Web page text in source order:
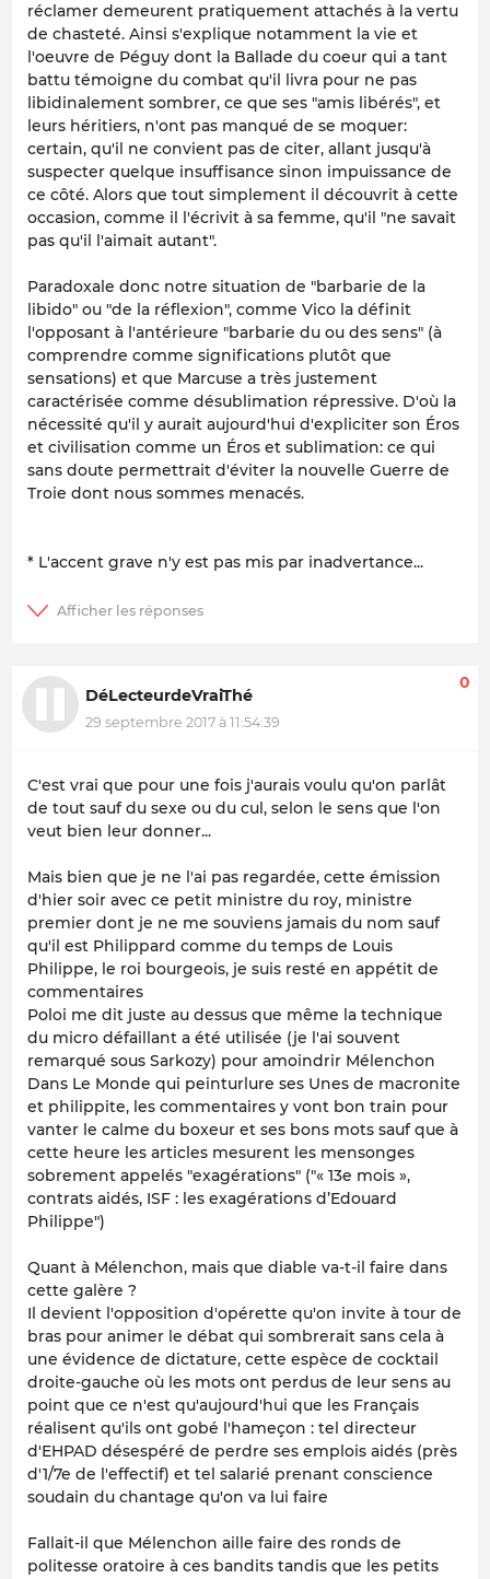
réclamer demeurent pratiquement attachés à la vertu
de chasteté. Ainsi s'explique notamment la vie et
l'oeuvre de Péguy dont la Ballade du coeur qui a tant
battu témoigne du combat qu'il livra pour ne pas
libidinalement sombrer, ce que ses "amis libérés", et
leurs héritiers, n'ont pas manqué de se moquer:
certain, qu'il ne convient pas de citer, allant jusqu'à
suspecter quelque insuffisance sinon impuissance de
ce côté. Alors que tout simplement il découvrit à cette
occasion, comme il l'écrivit à sa femme, qu'il "ne savait
pas qu'il l'aimait autant".
Paradoxale donc notre situation de "barbarie de la
libido" ou "de la réflexion", comme Vico la définit
l'opposant à l'antérieure "barbarie du ou des sens" (à
comprendre comme significations plutôt que
sensations) et que Marcuse a très justement
caractérisée comme désublimation répressive. D'où la
nécessité qu'il y aurait aujourd'hui d'expliciter son Éros
et civilisation comme un Éros et sublimation: ce qui
sans doute permettrait d'éviter la nouvelle Guerre de
Troie dont nous sommes menacés.
* L'accent grave n'y est pas mis par inadvertance...
DéLecteurdeVraiThé
29 septembre 2017 à 11:54:39
0
C'est vrai que pour une fois j'aurais voulu qu'on parlât
de tout sauf du sexe ou du cul, selon le sens que l'on
veut bien leur donner...
Mais bien que je ne l'ai pas regardée, cette émission
d'hier soir avec ce petit ministre du roy, ministre
premier dont je ne me souviens jamais du nom sauf
qu'il est Philippard comme du temps de Louis
Philippe, le roi bourgeois, je suis resté en appétit de
commentaires
Poloi me dit juste au dessus que même la technique
du micro défaillant a été utilisée (je l'ai souvent
remarqué sous Sarkozy) pour amoindrir Mélenchon
Dans Le Monde qui peinturlure ses Unes de macronite
et philippite, les commentaires y vont bon train pour
vanter le calme du boxeur et ses bons mots sauf que à
cette heure les articles mesurent les mensonges
sobrement appelés "exagérations" ("« 13e mois »,
contrats aidés, ISF : les exagérations d’Edouard
Philippe")
Quant à Mélenchon, mais que diable va-t-il faire dans
cette galère ?
Il devient l'opposition d'opérette qu'on invite à tour de
bras pour animer le débat qui sombrerait sans cela à
une évidence de dictature, cette espèce de cocktail
droite-gauche où les mots ont perdus de leur sens au
point que ce n'est qu'aujourd'hui que les Français
réalisent qu'ils ont gobé l'hameçon : tel directeur
d'EHPAD désespéré de perdre ses emplois aidés (près
d'1/7e de l'effectif) et tel salarié prenant conscience
soudain du chantage qu'on va lui faire
Fallait-il que Mélenchon aille faire des ronds de
politesse oratoire à ces bandits tandis que les petits